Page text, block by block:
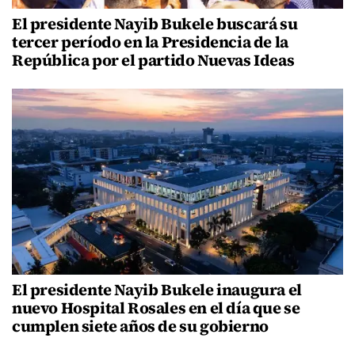
El presidente Nayib Bukele buscará su
tercer período en la Presidencia de la
República por el partido Nuevas Ideas
El presidente Nayib Bukele inaugura el
nuevo Hospital Rosales en el día que se
cumplen siete años de su gobierno